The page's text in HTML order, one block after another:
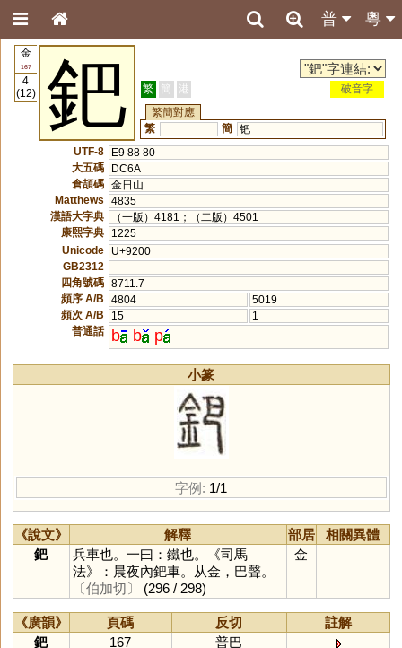
粵
普
金
167
4
(12)
鈀 繁 簡 港
破音字
繁簡對應
繁
簡 钯
UTF-8
E9 88 80
大五碼
DC6A
倉頡碼 金日山
Matthews
4835
漢語大字典
（一版）4181；（二版）4501
康熙字典
1225
Unicode
U+9200
GB2312
四角號碼 8711.7
頻序 A/B
4804
5019
頻次 A/B
15
1
普通話
b b p
小篆
字例: 1/1
《說文》 解釋 部居
相關異體
鈀
兵車也。一曰：鐵也。《司馬
法》：晨夜內鈀車。从金，巴聲。
〔伯加切〕
(296 / 298)
金
《廣韻》 頁碼 反切
註解
鈀
167
普巴